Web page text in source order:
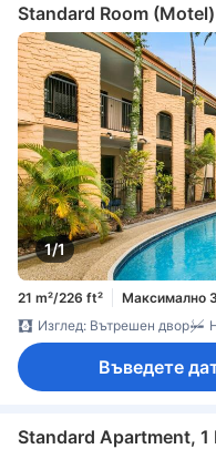
Standard Room (Motel)
1/1
21 m²/226 ft² Максимално
Изглед: Вътрешен двор
Въведете
Standard Apartment, 1